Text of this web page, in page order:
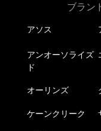
ブラン
アソス
アンオーソライズ
ド
オーリンズ
ケーンクリーク